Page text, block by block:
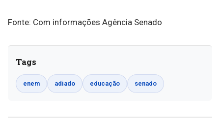
Fonte: Com informações Agência Senado
Tags
enem adiado educação senado